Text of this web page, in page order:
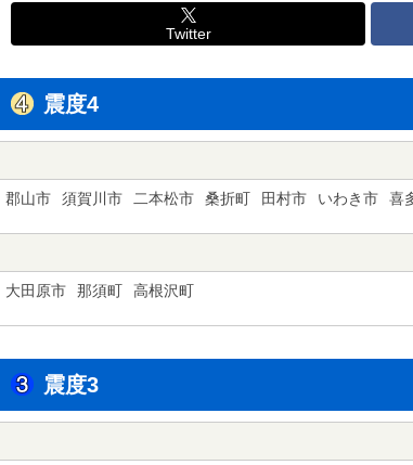
Twitter
震度4
郡山市 須賀川市 二本松市 桑折町 田村市 いわき市 喜
大田原市 那須町 高根沢町
震度3